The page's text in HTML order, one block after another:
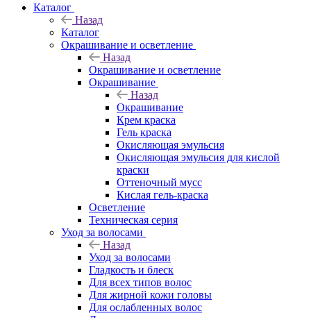
Каталог
Назад
Каталог
Окрашивание и осветление
Назад
Окрашивание и осветление
Окрашивание
Назад
Окрашивание
Крем краска
Гель краска
Окисляющая эмульсия
Окисляющая эмульсия для кислой
краски
Оттеночный мусс
Кислая гель-краска
Осветление
Техническая серия
Уход за волосами
Назад
Уход за волосами
Гладкость и блеск
Для всех типов волос
Для жирной кожи головы
Для ослабленных волос